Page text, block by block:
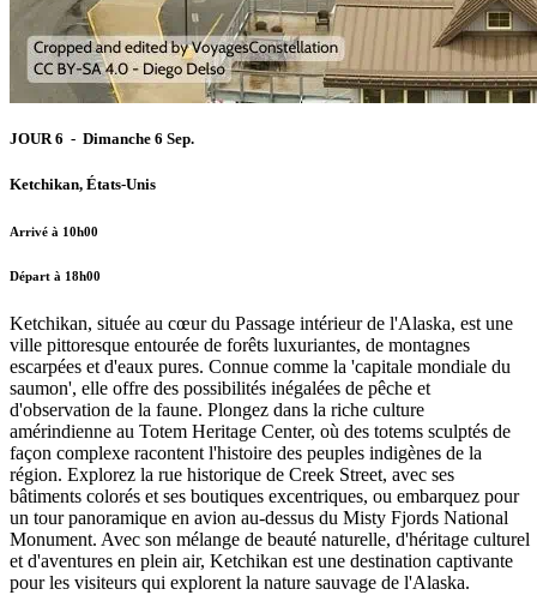
JOUR 6 - Dimanche 6 Sep.
Ketchikan, États-Unis
Arrivé à 10h00
Départ à 18h00
Ketchikan, située au cœur du Passage intérieur de l'Alaska, est une
ville pittoresque entourée de forêts luxuriantes, de montagnes
escarpées et d'eaux pures. Connue comme la 'capitale mondiale du
saumon', elle offre des possibilités inégalées de pêche et
d'observation de la faune. Plongez dans la riche culture
amérindienne au Totem Heritage Center, où des totems sculptés de
façon complexe racontent l'histoire des peuples indigènes de la
région. Explorez la rue historique de Creek Street, avec ses
bâtiments colorés et ses boutiques excentriques, ou embarquez pour
un tour panoramique en avion au-dessus du Misty Fjords National
Monument. Avec son mélange de beauté naturelle, d'héritage culturel
et d'aventures en plein air, Ketchikan est une destination captivante
pour les visiteurs qui explorent la nature sauvage de l'Alaska.